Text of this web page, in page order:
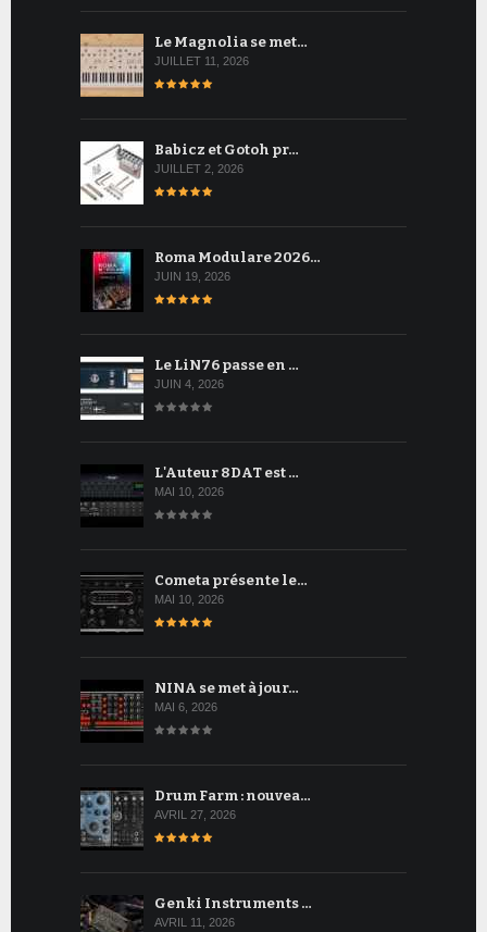
Le Magnolia se met…
JUILLET 11, 2026
Babicz et Gotoh pr…
JUILLET 2, 2026
Roma Modulare 2026…
JUIN 19, 2026
Le LiN76 passe en …
JUIN 4, 2026
L'Auteur 8DAT est …
MAI 10, 2026
Cometa présente le…
MAI 10, 2026
NINA se met à jour…
MAI 6, 2026
Drum Farm : nouvea…
AVRIL 27, 2026
Genki Instruments …
AVRIL 11, 2026